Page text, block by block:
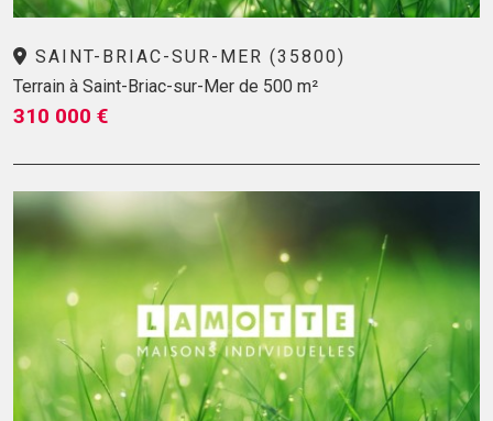
SAINT-BRIAC-SUR-MER (35800)
Terrain à Saint-Briac-sur-Mer de 500 m²
310 000 €